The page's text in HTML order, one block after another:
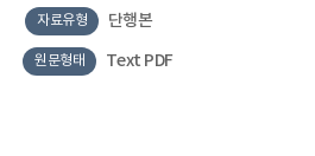
자료유형 단행본
원문형태 Text PDF